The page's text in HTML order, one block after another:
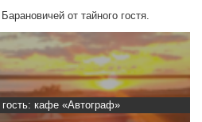
от тайного гостя.
кафе «Автограф»